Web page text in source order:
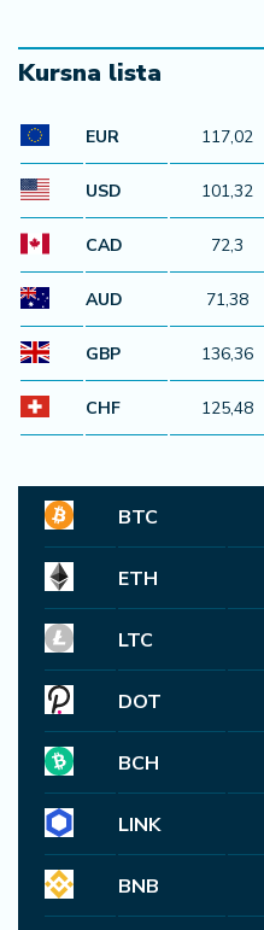
Kursna lista
EUR 117,02
USD 101,32
CAD 72,3
AUD 71,38
GBP 136,36
CHF 125,48
BTC
ETH
LTC
DOT
BCH
LINK
BNB